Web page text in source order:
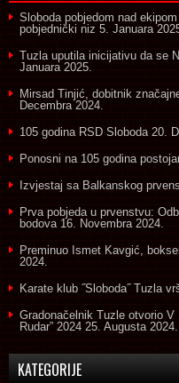
Sloboda pobjedom nad
pobjednički niz 5. Januara
Tuzla uputila inicijativu da se
Januara 2025.
Mirsad Tinjić, dobitnik
Decembra 2024.
105 godina RSD Sloboda 20.
Ponosni na 105 godina
Izvjestaj sa Balkanskog
Prva pobjeda u prvenstvu:
bodova 16. Novembra 2024.
Preminuo Ismet Kavgić,
2024.
Karate klub ˝Sloboda˝ Tuzla
Gradonačelnik Tuzle otvorio V
Rudar” 2024 25. Augusta 2024.
KATEGORIJE